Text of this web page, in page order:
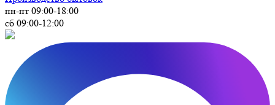
пн-пт 09:00-18:00
сб 09:00-12:00